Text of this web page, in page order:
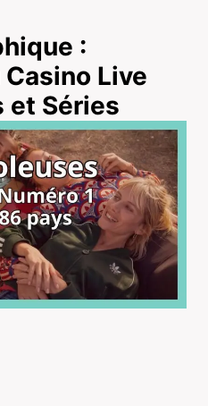
:
Casino Live
et Séries